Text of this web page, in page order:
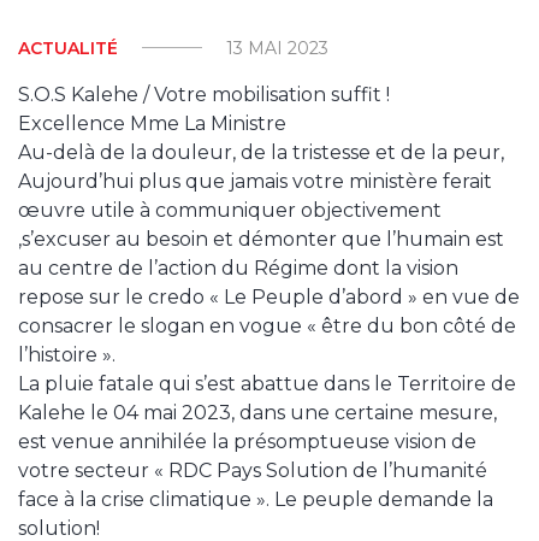
ACTUALITÉ 13 MAI 2023
S.O.S Kalehe / Votre mobilisation suffit !
Excellence Mme La Ministre
Au-delà de la douleur, de la tristesse et de la peur,
Aujourd’hui plus que jamais votre ministère ferait
œuvre utile à communiquer objectivement
,s’excuser au besoin et démonter que l’humain est
au centre de l’action du Régime dont la vision
repose sur le credo « Le Peuple d’abord » en vue de
consacrer le slogan en vogue « être du bon côté de
l’histoire ».
La pluie fatale qui s’est abattue dans le Territoire de
Kalehe le 04 mai 2023, dans une certaine mesure,
est venue annihilée la présomptueuse vision de
votre secteur « RDC Pays Solution de l’humanité
face à la crise climatique ». Le peuple demande la
solution!